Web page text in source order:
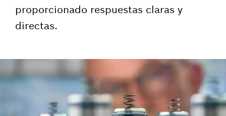
proporcionado respuestas claras y
directas.